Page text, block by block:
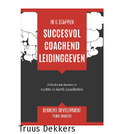
Truus Dekkers